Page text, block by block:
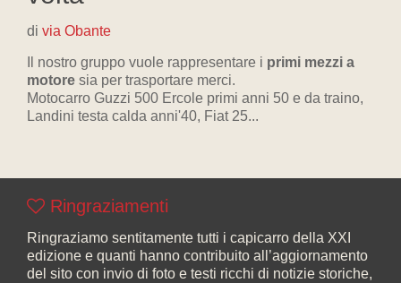
di via Obante
Il nostro gruppo vuole rappresentare i primi mezzi a
motore sia per trasportare merci.
Motocarro Guzzi 500 Ercole primi anni 50 e da traino,
Landini testa calda anni'40, Fiat 25...
Ringraziamenti
Ringraziamo sentitamente tutti i capicarro della XXI
edizione e quanti hanno contribuito all’aggiornamento
del sito con invio di foto e testi ricchi di notizie storiche,